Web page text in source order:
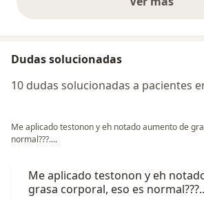
Dudas solucionadas
10 dudas solucionadas a pacientes
Me aplicado testonon y eh notado aumento de
normal???....
Me aplicado testonon y eh
grasa corporal, eso es